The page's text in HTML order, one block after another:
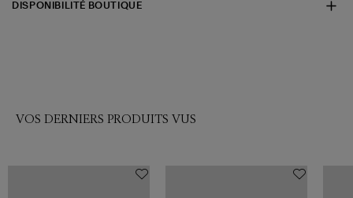
DISPONIBILITÉ BOUTIQUE
VOS DERNIERS PRODUITS VUS